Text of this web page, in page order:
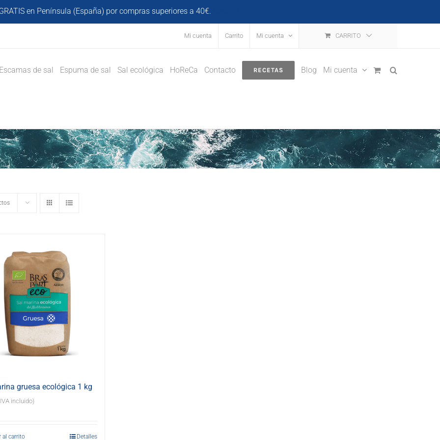
en Península (España) por compras superiores a 40€.
Mi cuenta Carrito Mi cuenta CARRITO
Escamas de sal Espuma de sal Sal ecológica HoReCa Contacto RECETAS Blog Mi cuenta
gruesa ecológica 1 kg
incluido)
al carrito Detalles